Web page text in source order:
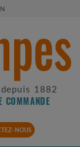
1882
COMMANDE
NOUS